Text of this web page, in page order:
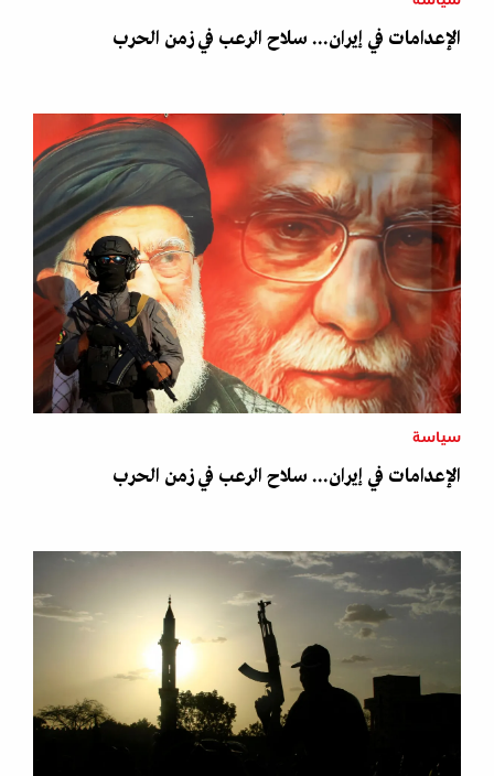
الإعدامات في إيران... سلاح الرعب في زمن الحرب
سياسة
الإعدامات في إيران... سلاح الرعب في زمن الحرب